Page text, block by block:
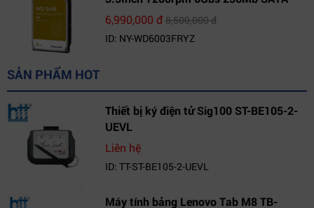
(WD6003FRYZ)
6,990,000 đ8,500,000 đ
ID: NY-WD6003FRYZ
SẢN PHẨM HOT
Thiết bị ký điện tử Sig100 ST-BE105-2-
UEVL
Liên hệ
ID: TT-ST-BE105-2-UEVL
Máy tính bảng Lenovo Tab M8 TB-